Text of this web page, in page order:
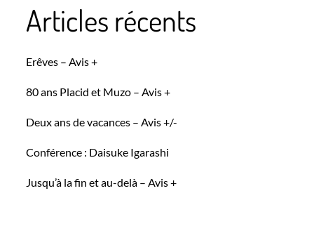
Articles récents
Erêves – Avis +
80 ans Placid et Muzo – Avis +
Deux ans de vacances – Avis +/-
Conférence : Daisuke Igarashi
Jusqu’à la fin et au-delà – Avis +